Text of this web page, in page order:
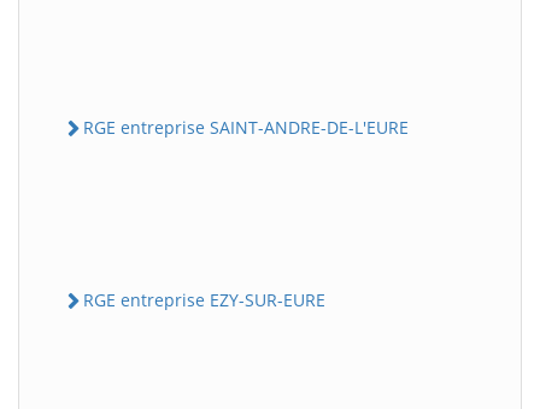
RGE entreprise SAINT-ANDRE-DE-L'EURE
RGE entreprise EZY-SUR-EURE